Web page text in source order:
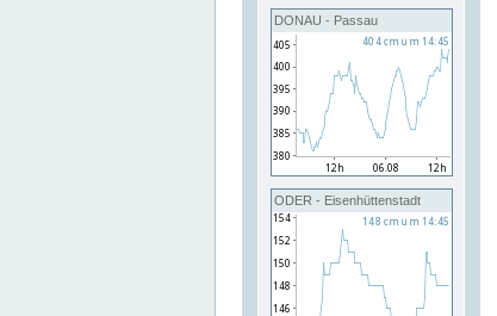
DONAU - Passau
ODER - Eisenhüttenstadt